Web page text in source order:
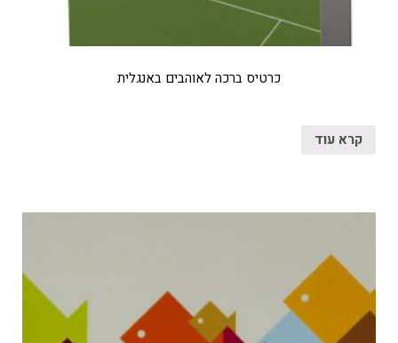
כרטיס ברכה לאוהבים באנגלית
קרא עוד